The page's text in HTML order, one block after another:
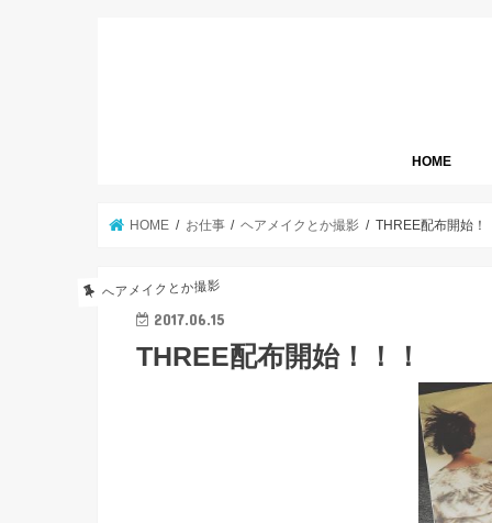
HOME
HOME お仕事 ヘアメイクとか撮影 THREE配布開始！
ヘアメイクとか撮影
2017.06.15
THREE配布開始！！！